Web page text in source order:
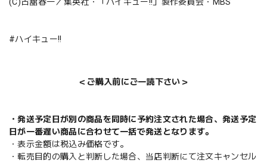
#ハイキュー!!
＜ご購入前にご一読下さい＞
・発送予定日が別の商品を同時に予約注文された場合、発送予定
日が一番遅い商品に合わせて一括で発送となります。
・表示金額は税込み価格です。
・転売目的の購入と判断した場合、当店判断にて注文キャンセル